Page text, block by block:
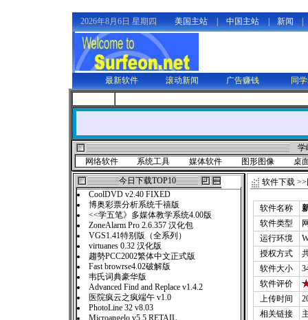
2026年8月6日 星期四 美国主站 中国主站 新闻
最新软件 滚动新闻 广告赚钱 同
学
网络软件
系统工具 媒体软件 图形图像
桌
今日下载TOP10
CoolDVD v2.40 FIXED
博奥彩票分析系统千禧版
<<学五笔》多媒体教学系统4.00版
ZoneAlarm Pro 2.6.357 汉化包
VGS1.41特别版（全系列）
virtuanes 0.32 汉化版
趨勢PCC2002繁体中文正式版
Fast browrse4.02破解版
韦氏词典豪华版
Advanced Find and Replace v1.4.2
医院疯云之疯端午 v1.0
PhotoLine 32 v8.03
Microangelo v5.5 RETAIL
软件下载 >>
软件名称
软件类型
运行环境
授权方式
软件大小
软件评价
上传时间
相关链接